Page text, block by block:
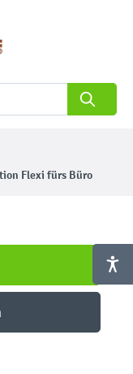
Flexi fürs Büro